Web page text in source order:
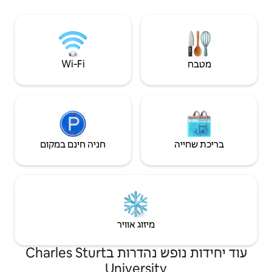
Wi‑Fi
חניה חינם במקום
עוד יחידות נופש נהדרות בCharles Sturt